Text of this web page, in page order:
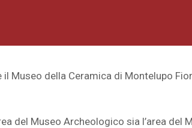
Museo della Ceramica di Montelupo
del Museo Archeologico sia l’area del